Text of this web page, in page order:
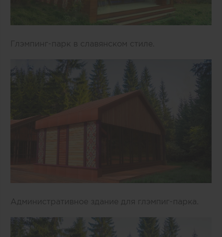
Глэмпинг-парк в славянском стиле.
Административное здание для глэмпиг-парка.